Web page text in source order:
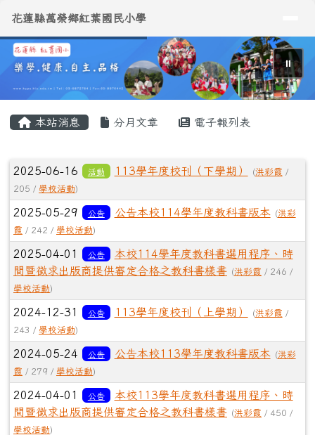
花蓮縣萬榮鄉紅葉國民小學
導覽列
花蓮縣萬榮鄉紅葉國民小學
⏸
本站消息 分月文章 電子報列表
文章列表
2025-06-16 活動 113學年度校刊（下學期） (洪彩霞 /
205 / 學校活動)
2025-05-29 公告 公告本校114學年度教科書版本 (洪彩
霞 / 242 / 學校活動)
2025-04-01 公告
本校114學年度教科書選用程序、時
間暨徵求出版商提供審定合格之教科書樣書 (洪彩霞 / 246 /
學校活動)
2024-12-31 公告 113學年度校刊（上學期） (洪彩霞 /
243 / 學校活動)
2024-05-24 公告 公告本校113學年度教科書版本 (洪彩
霞 / 279 / 學校活動)
2024-04-01 公告
本校113學年度教科書選用程序、時
間暨徵求出版商提供審定合格之教科書樣書 (洪彩霞 / 450 /
學校活動)